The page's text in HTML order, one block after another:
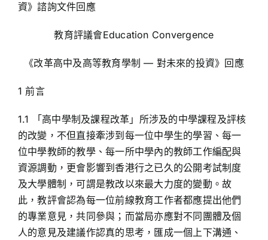
資》諮詢文件回應
教育評議會Education Convergence
《改革高中及高等教育學制 — 對未來的投資》回應
1 前言
1.1 「高中學制及課程改革」所涉及的中學課程及評核
的改變，不但直接牽涉到每一位中學生的學習、每一
位中學教師的教學、每一所中學內的教師工作編配與
資源調動，更會影響到香港行之已久的公開考試制度
及大學體制，可謂是教改以來最大力度的變動。故
此，教評會認為每一位前線教育工作者都應提出他們
的專業意見，共同參與；而當局亦應對不同團體及個
人的意見及建議作認真的思考，匯成一個上下溝通、